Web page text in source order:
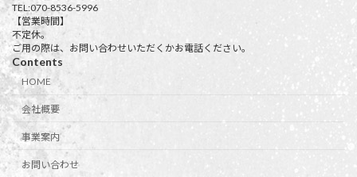
TEL:070-8536-5996
【営業時間】
不定休。
ご用の際は、お問い合わせいただくかお電話ください。
Contents
HOME
会社概要
事業案内
お問い合わせ